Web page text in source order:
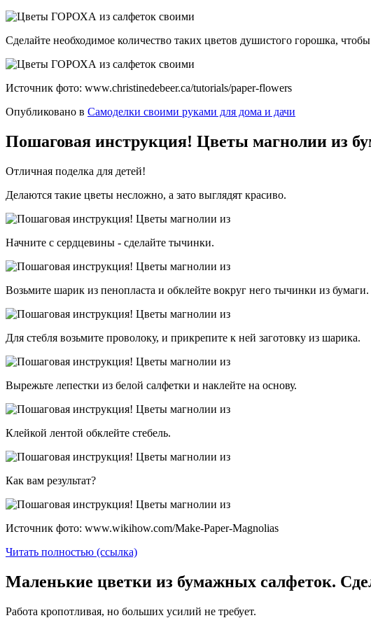
Сделайте необходимое количество таких цветов душистого горошка,
Источник фото: www.christinedebeer.ca/tutorials/paper-flowers
Опубликовано в Самоделки своими руками для дома и дачи
Пошаговая инструкция! Цветы магнолии из
Отличная поделка для детей!
Делаются такие цветы несложно, а зато выглядят красиво.
Начните с сердцевины - сделайте тычинки.
Возьмите шарик из пенопласта и обклейте вокруг него тычинки из бумаги.
Для стебля возьмите проволоку, и прикрепите к ней заготовку из шарика.
Вырежьте лепестки из белой салфетки и наклейте на основу.
Клейкой лентой обклейте стебель.
Как вам результат?
Источник фото: www.wikihow.com/Make-Paper-Magnolias
Читать полностью (ссылка)
Маленькие цветки из бумажных салфеток.
Работа кропотливая, но больших усилий не требует.